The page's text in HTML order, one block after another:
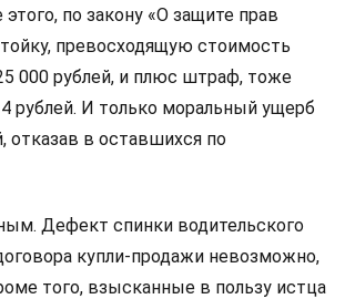
по закону «О защите прав
превосходящую стоимость
000 рублей, и плюс штраф, тоже
рублей. И только моральный ущерб
отказав в оставшихся по
Дефект спинки водительского
купли-продажи невозможно,
того, взысканные в пользу истца